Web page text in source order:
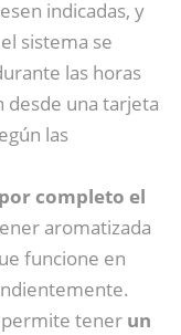
indicadas, y
sistema se
las horas
desde una tarjeta
las
completo el
aromatizada
funcione en
permite tener un